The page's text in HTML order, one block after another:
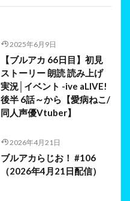
2025年6月9日
【ブルアカ 66日目】初見
ストーリー 朗読 読み上げ
実況│イベント -ive aLIVE!
後半 6話～から【愛病ねこ/
同人声優Vtuber】
2026年4月21日
ブルアカらじお！ #106
（2026年4月21日配信）